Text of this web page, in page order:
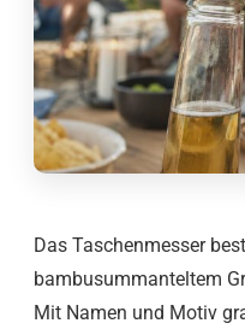
Das Taschenmesser
bambusummanteltem
Mit Namen und Motiv